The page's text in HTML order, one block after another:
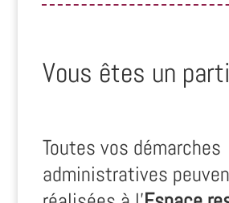
Vous êtes un
Toutes vos démarches
administratives